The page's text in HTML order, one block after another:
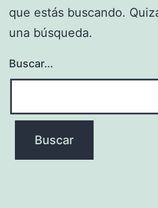
que estás buscando.
una búsqueda.
Buscar...